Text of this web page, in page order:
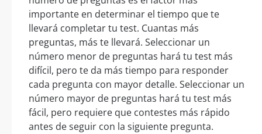
importante en determinar el tiempo que te
llevará completar tu test. Cuantas más
preguntas, más te llevará. Seleccionar un
número menor de preguntas hará tu test más
difícil, pero te da más tiempo para responder
cada pregunta con mayor detalle. Seleccionar un
número mayor de preguntas hará tu test más
fácil, pero requiere que contestes más rápido
antes de seguir con la siguiente pregunta.